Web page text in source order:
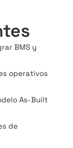
BMS y
operativos
As-Built
de